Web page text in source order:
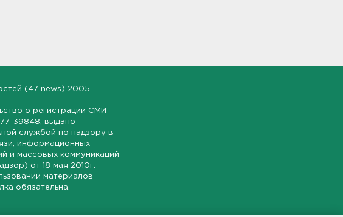
(47 news) 2005—
о регистрации СМИ
39848 , выдано
службой по надзору в
информационных
и массовых коммуникаций
от 18 мая 2010г.
материалов
обязательна.